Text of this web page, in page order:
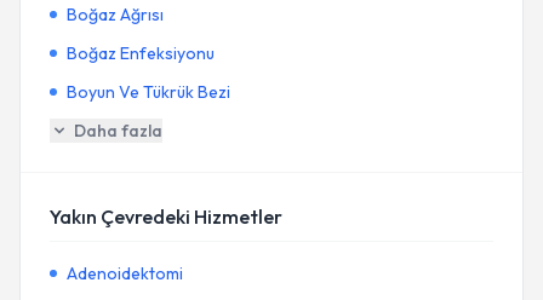
Boğaz Ağrısı
Boğaz Enfeksiyonu
Boyun Ve Tükrük Bezi
Daha fazla
Yakın Çevredeki Hizmetler
Adenoidektomi